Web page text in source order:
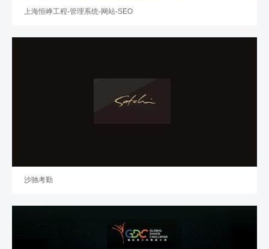
上海恒峥工程-管理系统-网站-SEO
沙驰考勤